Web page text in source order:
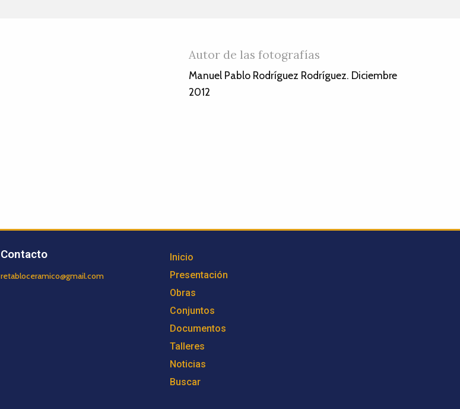
Autor de las fotografías
Manuel Pablo Rodríguez Rodríguez. Diciembre
2012
Contacto
retabloceramico@gmail.com
Inicio
Presentación
Obras
Conjuntos
Documentos
Talleres
Noticias
Buscar